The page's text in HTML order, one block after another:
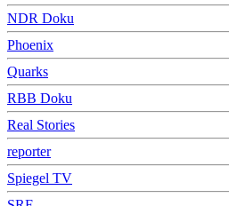
NDR Doku
Phoenix
Quarks
RBB Doku
Real Stories
reporter
Spiegel TV